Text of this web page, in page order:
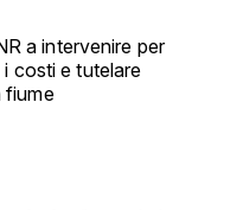
a intervenire per
costi e tutelare
fiume